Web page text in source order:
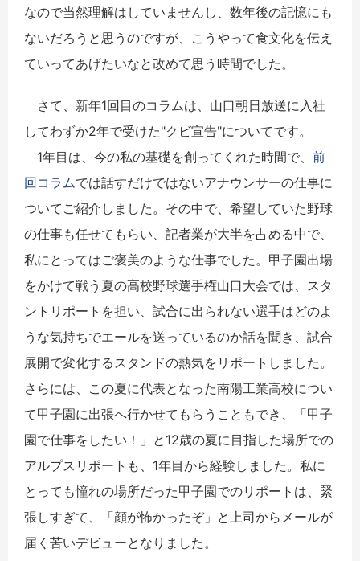
なので当然理解はしていませんし、数年後の記憶にも
ないだろうと思うのですが、こうやって食文化を伝え
ていってあげたいなと改めて思う時間でした。
さて、新年1回目のコラムは、山口朝日放送に入社
してわずか2年で受けた"クビ宣告"についてです。
1年目は、今の私の基礎を創ってくれた時間で、 前
回コラムでは話すだけではないアナウンサーの仕事に
ついてご紹介しました。その中で、希望していた野球
の仕事も任せてもらい、記者業が大半を占める中で、
私にとってはご褒美のような仕事でした。甲子園出場
をかけて戦う夏の高校野球選手権山口大会では、スタ
ントリポートを担い、試合に出られない選手はどのよ
うな気持ちでエールを送っているのか話を聞き、試合
展開で変化するスタンドの熱気をリポートしました。
さらには、この夏に代表となった南陽工業高校につい
て甲子園に出張へ行かせてもらうこともでき、「甲子
園で仕事をしたい！」と12歳の夏に目指した場所での
アルプスリポートも、1年目から経験しました。私に
とっても憧れの場所だった甲子園でのリポートは、緊
張しすぎて、「顔が怖かったぞ」と上司からメールが
届く苦いデビューとなりました。